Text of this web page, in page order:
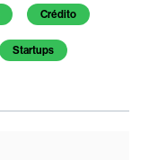
Crédito
Startups